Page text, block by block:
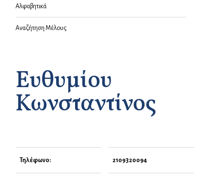
Αλφαβητικά
Αναζήτηση Μέλους
Ευθυμίου
Κωνσταντίνος
Τηλέφωνο: 2109320094